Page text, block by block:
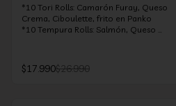
*10 Tori Rolls: Camarón Furay, Queso
Crema, Ciboulette, frito en Panko
*10 Tempura Rolls: Salmón, Queso
furay, queso crema y cebollín, envuelto
en salmón y bañado en salsa
$17.990$26.990